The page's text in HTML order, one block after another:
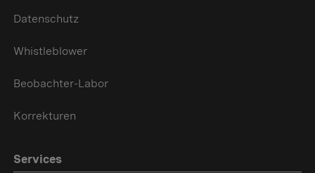
Datenschutz
Whistleblower
Beobachter-Labor
Korrekturen
Services